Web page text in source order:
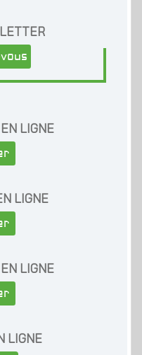
LIGNE
LIGNE
LIGNE
LIGNE